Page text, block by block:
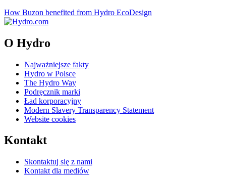
How Buzon benefited from Hydro EcoDesign
O Hydro
Najważniejsze fakty
Hydro w Polsce
The Hydro Way
Podręcznik marki
Ład korporacyjny
Modern Slavery Transparency Statement
Website cookies
Kontakt
Skontaktuj się z nami
Kontakt dla mediów